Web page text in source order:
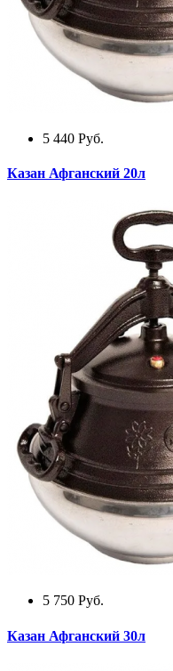
5 440 Руб.
Казан Афганский 20л
5 750 Руб.
Казан Афганский 30л